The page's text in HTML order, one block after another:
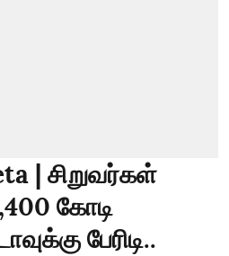
| சிறுவர்கள்
கோடி
பேரிடி..